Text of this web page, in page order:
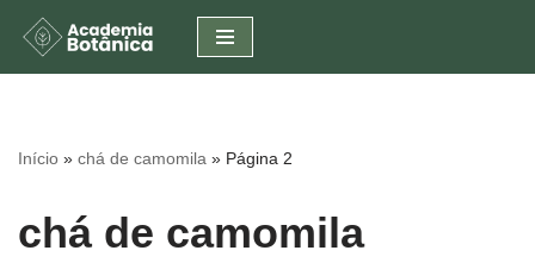
Pular
conteúdo
Início » chá de camomila » Página 2
chá de camomila